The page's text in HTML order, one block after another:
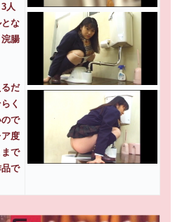
人
な
腸
だ
く
で
度
で
で